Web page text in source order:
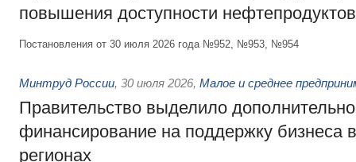
повышения доступности нефтепродуктов
Постановления от 30 июля 2026 года №952, №953, №954
Минтруд России, 30 июля 2026, Малое и среднее
Правительство выделило
финансирование на поддержку бизнеса
регионах